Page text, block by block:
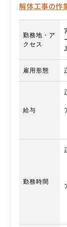
解体工事の作
勤務地・ア
クセス
雇用形態
給与
勤務時間